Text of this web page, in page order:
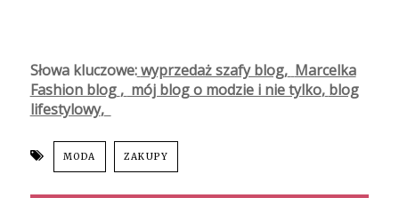
Słowa kluczowe: wyprzedaż szafy blog, Marcelka
Fashion blog , mój blog o modzie i nie tylko, blog
lifestylowy,
MODA ZAKUPY